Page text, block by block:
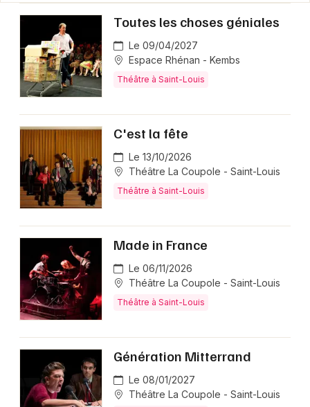
Toutes les choses géniales
Le 09/04/2027
Espace Rhénan - Kembs
Théâtre à Saint-Louis
C'est la fête
Le 13/10/2026
Théâtre La Coupole - Saint-Louis
Théâtre à Saint-Louis
Made in France
Le 06/11/2026
Théâtre La Coupole - Saint-Louis
Théâtre à Saint-Louis
Génération Mitterrand
Le 08/01/2027
Théâtre La Coupole - Saint-Louis